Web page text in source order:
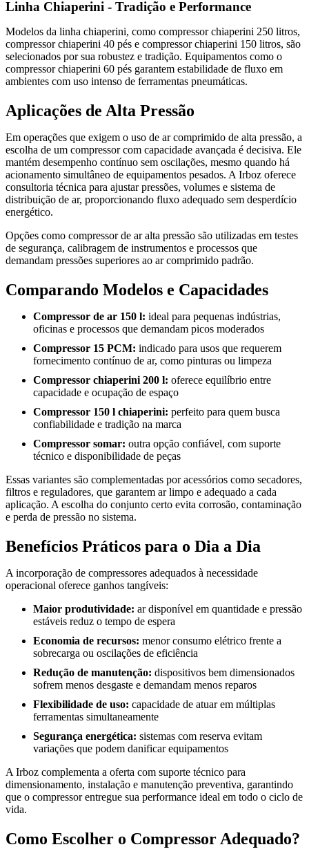
Linha Chiaperini - Tradição e Performance
Modelos da linha chiaperini, como compressor chiaperini 250 litros,
compressor chiaperini 40 pés e compressor chiaperini 150 litros, são
selecionados por sua robustez e tradição. Equipamentos como o
compressor chiaperini 60 pés garantem estabilidade de fluxo em
ambientes com uso intenso de ferramentas pneumáticas.
Aplicações de Alta Pressão
Em operações que exigem o uso de ar comprimido de alta pressão, a
escolha de um compressor com capacidade avançada é decisiva. Ele
mantém desempenho contínuo sem oscilações, mesmo quando há
acionamento simultâneo de equipamentos pesados. A Irboz oferece
consultoria técnica para ajustar pressões, volumes e sistema de
distribuição de ar, proporcionando fluxo adequado sem desperdício
energético.
Opções como compressor de ar alta pressão são utilizadas em testes
de segurança, calibragem de instrumentos e processos que
demandam pressões superiores ao ar comprimido padrão.
Comparando Modelos e Capacidades
Compressor de ar 150 l: ideal para pequenas indústrias,
oficinas e processos que demandam picos moderados
Compressor 15 PCM: indicado para usos que requerem
fornecimento contínuo de ar, como pinturas ou limpeza
Compressor chiaperini 200 l: oferece equilíbrio entre
capacidade e ocupação de espaço
Compressor 150 l chiaperini: perfeito para quem busca
confiabilidade e tradição na marca
Compressor somar: outra opção confiável, com suporte
técnico e disponibilidade de peças
Essas variantes são complementadas por acessórios como secadores,
filtros e reguladores, que garantem ar limpo e adequado a cada
aplicação. A escolha do conjunto certo evita corrosão, contaminação
e perda de pressão no sistema.
Benefícios Práticos para o Dia a Dia
A incorporação de compressores adequados à necessidade
operacional oferece ganhos tangíveis:
Maior produtividade: ar disponível em quantidade e pressão
estáveis reduz o tempo de espera
Economia de recursos: menor consumo elétrico frente a
sobrecarga ou oscilações de eficiência
Redução de manutenção: dispositivos bem dimensionados
sofrem menos desgaste e demandam menos reparos
Flexibilidade de uso: capacidade de atuar em múltiplas
ferramentas simultaneamente
Segurança energética: sistemas com reserva evitam
variações que podem danificar equipamentos
A Irboz complementa a oferta com suporte técnico para
dimensionamento, instalação e manutenção preventiva, garantindo
que o compressor entregue sua performance ideal em todo o ciclo de
vida.
Como Escolher o Compressor Adequado?